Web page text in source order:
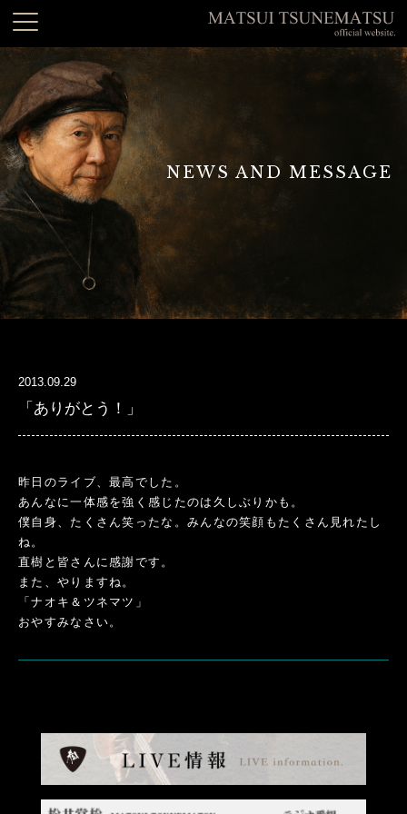
NEWS AND MESSAGE
2013.09.29
「ありがとう！」
昨日のライブ、最高でした。
あんなに一体感を強く感じたのは久しぶりかも。
僕自身、たくさん笑ったな。みんなの笑顔もたくさん見れたし
ね。
直樹と皆さんに感謝です。
また、やりますね。
「ナオキ＆ツネマツ」
おやすみなさい。